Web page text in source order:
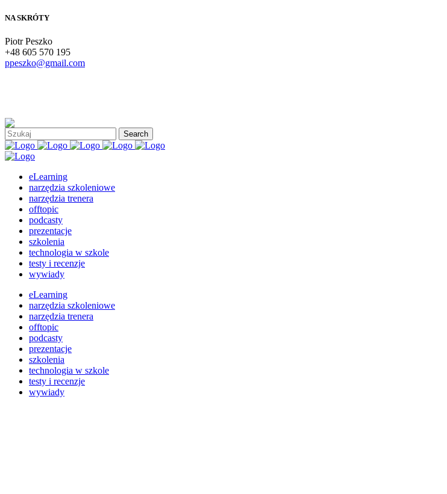
NA SKRÓTY
Piotr Peszko
+48 605 570 195
ppeszko@gmail.com
eLearning
narzędzia szkoleniowe
narzędzia trenera
offtopic
podcasty
prezentacje
szkolenia
technologia w szkole
testy i recenzje
wywiady
eLearning
narzędzia szkoleniowe
narzędzia trenera
offtopic
podcasty
prezentacje
szkolenia
technologia w szkole
testy i recenzje
wywiady